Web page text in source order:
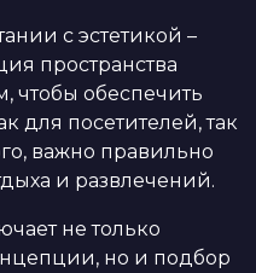
с эстетикой –
пространства
чтобы обеспечить
для посетителей, так
важно правильно
и развлечений.
не только
но и подбор